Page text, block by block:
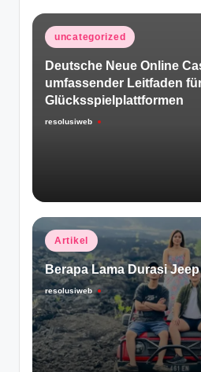
Posted
uncategorized
Deutsche Neue Online
umfassender Leitfaden
Glücksspielplattformen
Posted
resolusiweb
Posted
in
Artikel
Berapa Lama Durasi
Posted
by
resolusiweb